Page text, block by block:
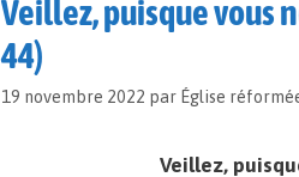
Veillez, puisque vous
44)
19 novembre 2022 par Église
Veillez,